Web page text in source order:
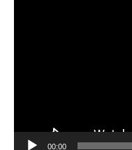
00:00